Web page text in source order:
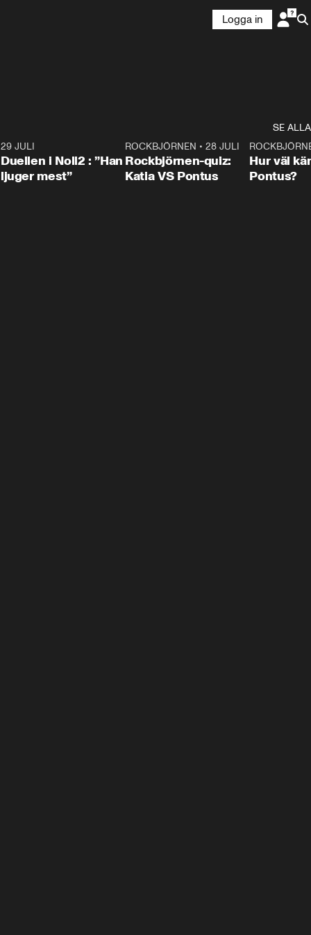
Logga in
SE ALLA
29 JULI
Duellen i Noll2 : ”Han
ljuger mest”
0:15
ROCKBJÖRNEN •28 JULI
Rockbjörnen-quiz:
Katia VS Pontus
Hur väl
Pontus?